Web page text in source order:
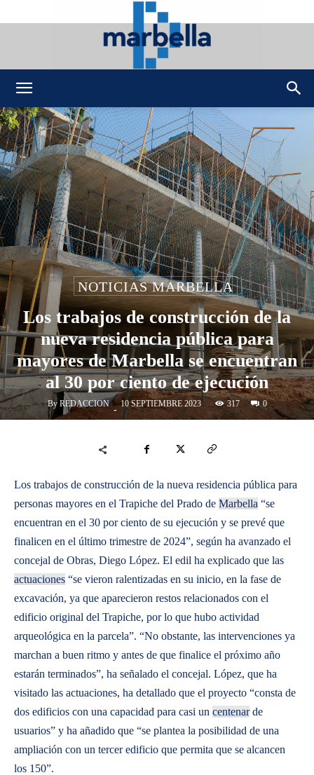
NOTICIAS MARBELLA
Los trabajos de construcción de la
nueva residencia pública para
mayores de Marbella se encuentran
al 30 por ciento de ejecución
By REDACCION - 10 SEPTIEMBRE 2023 317 0
Los trabajos de construcción de la nueva residencia pública para
personas mayores en el Trapiche del Prado de Marbella “se
encuentran en el 30 por ciento de su ejecución y se prevé que
finalicen en el último trimestre de 2024”, según ha avanzado el
concejal de Obras, Diego López. El edil ha explicado que las
actuaciones “se vieron ralentizadas en su inicio, en la fase de
excavación, ya que aparecieron restos relacionados con el
edificio original del Trapiche, por lo que hubo actividad
arqueológica en la parcela”. “No obstante, las intervenciones ya
marchan a buen ritmo y antes de que finalice el próximo año
estarán terminados”, ha señalado el concejal. López, que ha
visitado las actuaciones, ha detallado que el proyecto “consta de
dos edificios con una capacidad para casi un centenarde
usuarios” y ha añadido que “se plantea la posibilidad de una
ampliación con un tercer edificio que permita que se alcancen
los 150”.